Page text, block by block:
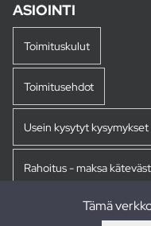
ASIOINTI
Toimituskulut
Toimitusehdot
Usein kysytyt kysymykset
Rahoitus - maksa
Tämä